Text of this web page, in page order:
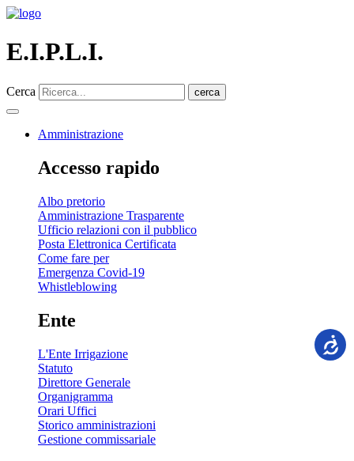
E.I.P.L.I.
Cerca cerca
Amministrazione
Accesso rapido
Albo pretorio
Amministrazione Trasparente
Ufficio relazioni con il pubblico
Posta Elettronica Certificata
Come fare per
Emergenza Covid-19
Whistleblowing
Ente
L'Ente Irrigazione
Statuto
Direttore Generale
Organigramma
Orari Uffici
Storico amministrazioni
Gestione commissariale